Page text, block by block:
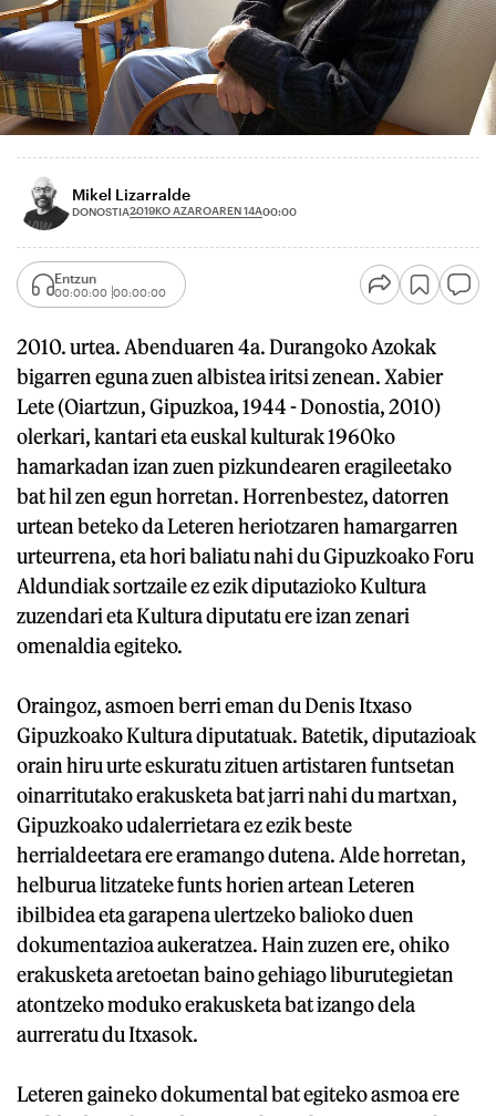
Mikel Lizarralde
DONOSTIA2019KO AZAROAREN 14A00:00
Entzun
00:00:00 00:00:00
2010. urtea. Abenduaren 4a. Durangoko Azokak
bigarren eguna zuen albistea iritsi zenean. Xabier
Lete (Oiartzun, Gipuzkoa, 1944 - Donostia, 2010)
olerkari, kantari eta euskal kulturak 1960ko
hamarkadan izan zuen pizkundearen eragileetako
bat hil zen egun horretan. Horrenbestez, datorren
urtean beteko da Leteren heriotzaren hamargarren
urteurrena, eta hori baliatu nahi du Gipuzkoako Foru
Aldundiak sortzaile ez ezik diputazioko Kultura
zuzendari eta Kultura diputatu ere izan zenari
omenaldia egiteko.
Oraingoz, asmoen berri eman du Denis Itxaso
Gipuzkoako Kultura diputatuak. Batetik, diputazioak
orain hiru urte eskuratu zituen artistaren funtsetan
oinarritutako erakusketa bat jarri nahi du martxan,
Gipuzkoako udalerrietara ez ezik beste
herrialdeetara ere eramango dutena. Alde horretan,
helburua litzateke funts horien artean Leteren
ibilbidea eta garapena ulertzeko balioko duen
dokumentazioa aukeratzea. Hain zuzen ere, ohiko
erakusketa aretoetan baino gehiago liburutegietan
atontzeko moduko erakusketa bat izango dela
aurreratu du Itxasok.
Leteren gaineko dokumental bat egiteko asmoa ere